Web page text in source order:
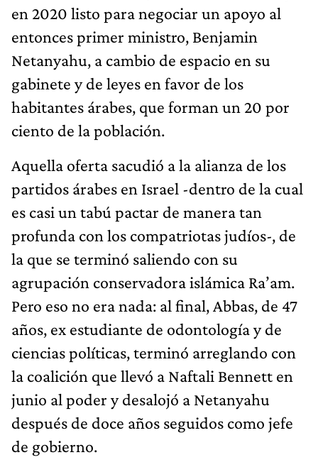
en 2020 listo para negociar un apoyo al
entonces primer ministro, Benjamin
Netanyahu, a cambio de espacio en su
gabinete y de leyes en favor de los
habitantes árabes, que forman un 20 por
ciento de la población.
Aquella oferta sacudió a la alianza de los
partidos árabes en Israel -dentro de la cual
es casi un tabú pactar de manera tan
profunda con los compatriotas judíos-, de
la que se terminó saliendo con su
agrupación conservadora islámica Ra’am.
Pero eso no era nada: al final, Abbas, de 47
años, ex estudiante de odontología y de
ciencias políticas, terminó arreglando con
la coalición que llevó a Naftali Bennett en
junio al poder y desalojó a Netanyahu
después de doce años seguidos como jefe
de gobierno.